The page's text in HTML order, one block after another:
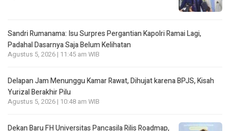
Sandri Rumanama: Isu Surpres Pergantian Kapolri Ramai Lagi,
Padahal Dasarnya Saja Belum Kelihatan
Agustus 5, 2026 | 11:45 am WIB
Delapan Jam Menunggu Kamar Rawat, Dihujat karena BPJS, Kisah
Yurizal Berakhir Pilu
Agustus 5, 2026 | 10:48 am WIB
Dekan Baru FH Universitas Pancasila Rilis Roadmap,